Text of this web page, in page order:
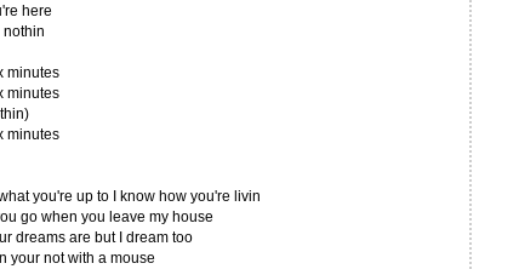
here
nothin
minutes
minutes
minutes
you're up to I know how you're livin
go when you leave my house
dreams are but I dream too
your not with a mouse